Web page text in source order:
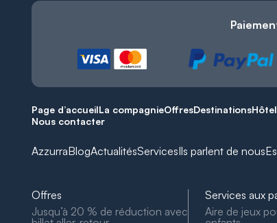
Page d’accueilLa compagnieOffresDestinations
Nous contacter
AzzurraBlogActualitésServicesIls parlent de nous
Offres
Jusqu’à 20 % de réduction avec
Services aux
Aire de jeux